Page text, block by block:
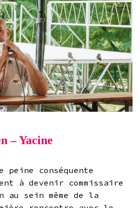
– Yacine
peine conséquente
à devenir commissaire
au sein même de la